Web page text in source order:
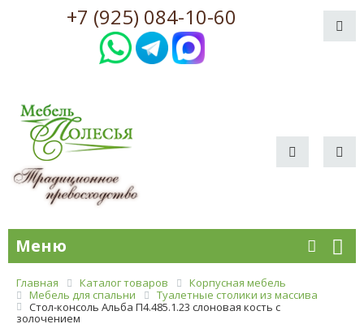
+7 (925) 084-10-60
Меню
Главная Каталог товаров
Корпусная мебель
Мебель для спальни
Туалетные столики из массива
Стол-консоль Альба П4.485.1.23 слоновая кость с
золочением